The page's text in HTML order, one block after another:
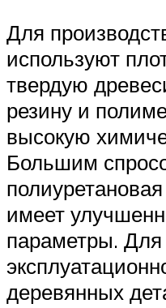
Для
используют
твердую
резину и
высокую
Большим
имеет
параметры.
деревянных